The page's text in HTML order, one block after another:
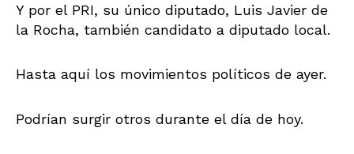
Y por el PRI, su único diputado, Luis Javier de
la Rocha, también candidato a diputado local.
Hasta aquí los movimientos políticos de ayer.
Podrían surgir otros durante el día de hoy.